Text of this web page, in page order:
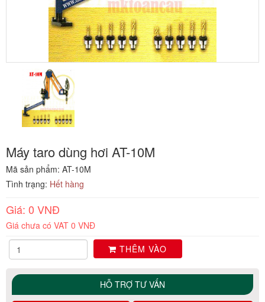
Máy taro dùng hơi AT-10M
Mã sản phẩm: AT-10M
Tình trạng: Hết hàng
Giá: 0 VNĐ
Giá chưa có VAT 0 VNĐ
THÊM VÀO
HỖ TRỢ TƯ VẤN